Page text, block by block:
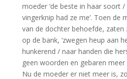
moeder ‘de beste in haar soort
vingerknip had ze me’. Toen de
van de dochter behoefde, zaten
op de bank, ‘zwegen heup aan
hunkerend / naar handen die
geen woorden en gebaren
Nu de moeder er niet meer is,